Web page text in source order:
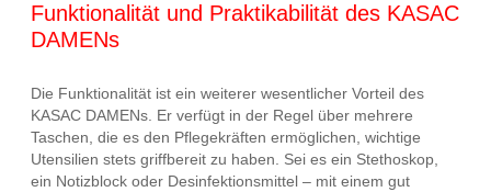
Funktionalität und Praktikabilität des KASAC
DAMENs
Die Funktionalität ist ein weiterer wesentlicher Vorteil des
KASAC DAMENs. Er verfügt in der Regel über mehrere
Taschen, die es den Pflegekräften ermöglichen, wichtige
Utensilien stets griffbereit zu haben. Sei es ein Stethoskop,
ein Notizblock oder Desinfektionsmittel – mit einem gut